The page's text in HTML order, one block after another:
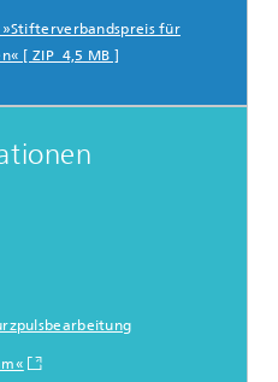
»Stifterverbandspreis für
[ ZIP 4,5 MB ]